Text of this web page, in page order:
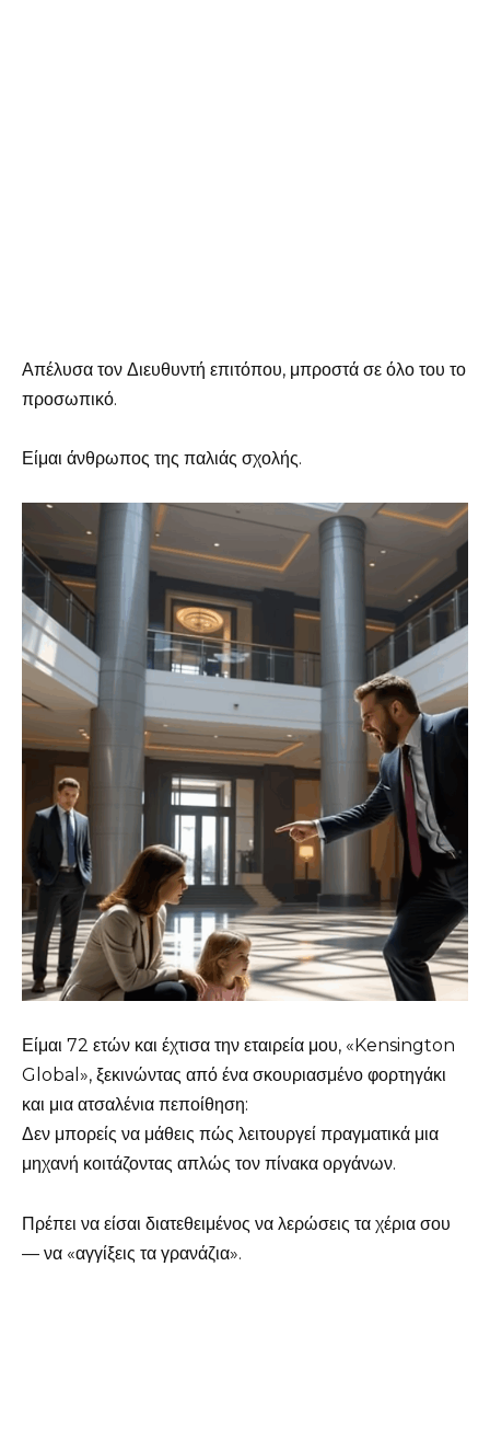
Απέλυσα τον Διευθυντή επιτόπου, μπροστά σε όλο του το
προσωπικό.
Είμαι άνθρωπος της παλιάς σχολής.
Είμαι 72 ετών και έχτισα την εταιρεία μου, «Kensington
Global», ξεκινώντας από ένα σκουριασμένο φορτηγάκι
και μια ατσαλένια πεποίθηση:
Δεν μπορείς να μάθεις πώς λειτουργεί πραγματικά μια
μηχανή κοιτάζοντας απλώς τον πίνακα οργάνων.
Πρέπει να είσαι διατεθειμένος να λερώσεις τα χέρια σου
— να «αγγίξεις τα γρανάζια».